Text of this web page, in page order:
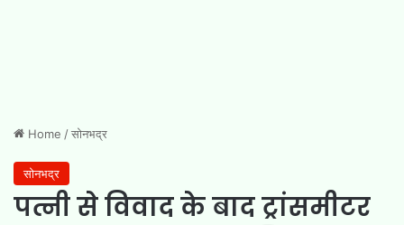
Home /सोनभद्र
सोनभद्र
पत्नी से विवाद के बाद ट्रांसमीटर